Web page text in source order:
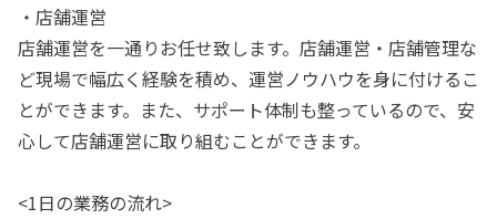
・店舗運営
店舗運営を一通りお任せ致します。店舗運営・店舗管理な
ど現場で幅広く経験を積め、運営ノウハウを身に付けるこ
とができます。また、サポート体制も整っているので、安
心して店舗運営に取り組むことができます。
<1日の業務の流れ>